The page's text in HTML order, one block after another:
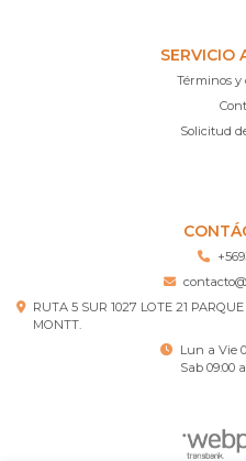
SERVICIO
Términos y
Solicitud
RUTA 5 SUR 1027 LOTE 21
MONTT.
Lun a Vie
Sab 09:00